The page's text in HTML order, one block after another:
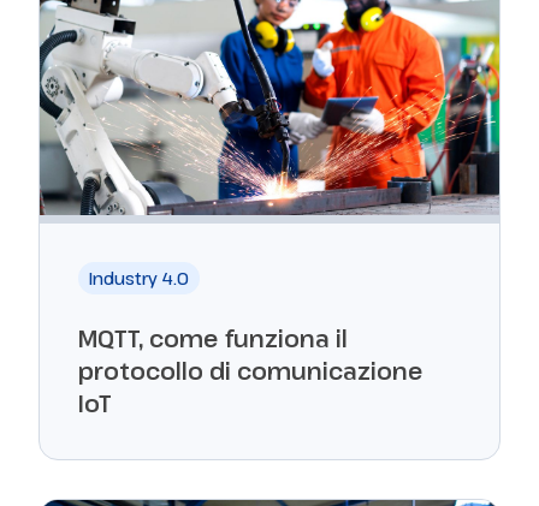
Industry 4.0
MQTT, come funziona il
protocollo di comunicazione
IoT